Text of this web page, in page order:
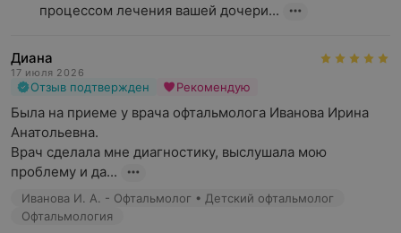
процессом лечения вашей дочери...
Диана
17 июля 2026
Отзыв подтвержден Рекомендую
Была на приеме у врача офтальмолога Иванова Ирина
Анатольевна.
Врач сделала мне диагностику, выслушала мою
проблему и да...
Иванова И. А. - Офтальмолог • Детский офтальмолог
Офтальмология